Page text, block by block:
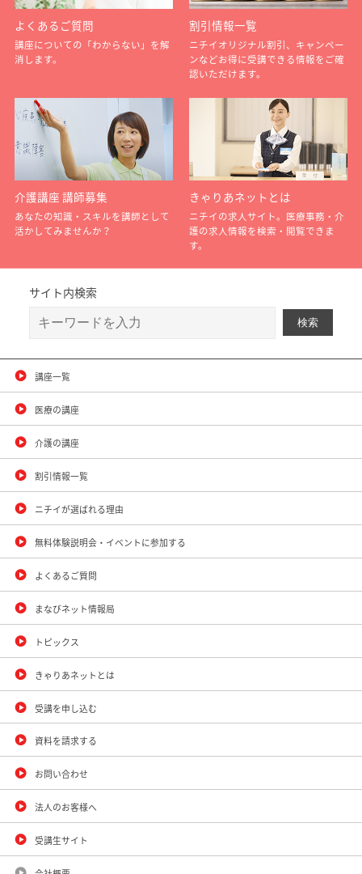
よくあるご質問
講座についての「わからない」を解
消します。
割引情報一覧
ニチイオリジナル割引、キャンペー
ンなどお得に受講できる情報をご確
認いただけます。
介護講座 講師募集
あなたの知識・スキルを講師として
活かしてみませんか？
きゃりあネットとは
ニチイの求人サイト。医療事務・介
護の求人情報を検索・閲覧できま
す。
サイト内検索
講座一覧
医療の講座
介護の講座
割引情報一覧
ニチイが選ばれる理由
無料体験説明会・イベントに参加する
よくあるご質問
まなびネット情報局
トピックス
きゃりあネットとは
受講を申し込む
資料を請求する
お問い合わせ
法人のお客様へ
受講生サイト